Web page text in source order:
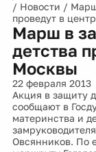
/ Новости /
проведут в
Марш в
детства
Москвы
22 февраля 2013
Акция в защиту
сообщают в
материнства и
Овсянников. По